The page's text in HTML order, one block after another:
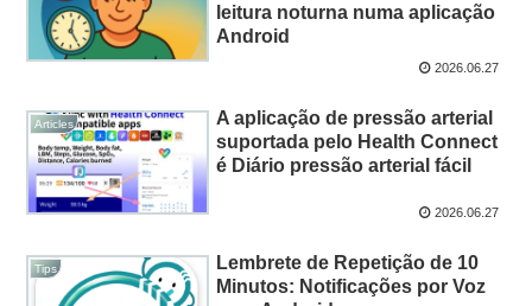
leitura noturna numa aplicação
Android
2026.06.27
Articles
A aplicação de pressão arterial
suportada pelo Health Connect
é Diário pressão arterial fácil
2026.06.27
Tips
Lembrete de Repetição de 10
Minutos: Notificações por Voz